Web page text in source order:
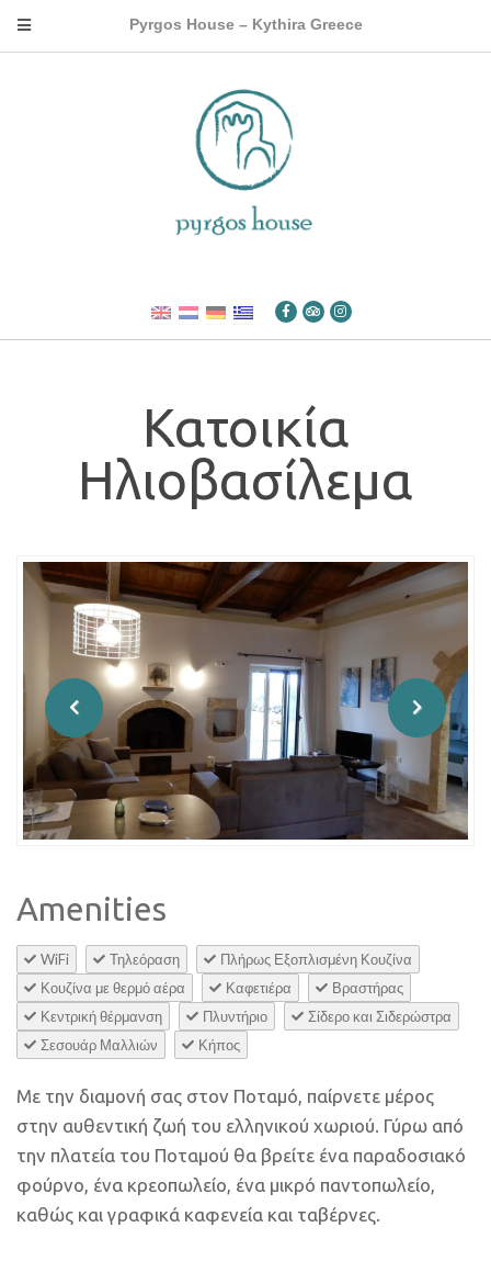
Pyrgos House – Kythira Greece
Κατοικία
Ηλιοβασίλεμα
Amenities
WiFi Τηλεόραση
Πλήρως Εξοπλισμένη Κουζίνα
Κουζίνα με θερμό αέρα
Καφετιέρα
Βραστήρας
Κεντρική θέρμανση
Πλυντήριο
Σίδερο και Σιδερώστρα
Σεσουάρ Μαλλιών
Κήπος
Με την διαμονή σας στον Ποταμό, παίρνετε μέρος
στην αυθεντική ζωή του ελληνικού χωριού. Γύρω από
την πλατεία του Ποταμού θα βρείτε ένα παραδοσιακό
φούρνο, ένα κρεοπωλείο, ένα μικρό παντοπωλείο,
καθώς και γραφικά καφενεία και ταβέρνες.